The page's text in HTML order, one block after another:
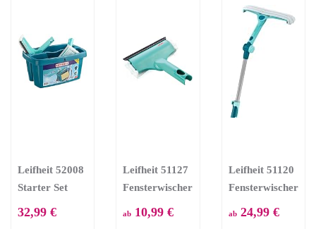
drehbarem
Aufhängeloch
Leifheit 52008
Starter Set
32,99 €
Leifheit 51127
Fensterwischer
ab 10,99 €
Leifheit 51120
Fensterwischer
Telesk.+Gelenk
ab24,99 €